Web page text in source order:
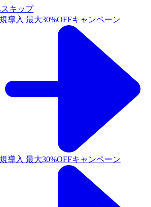
キップ
導入 最大30%OFFキャンペーン
導入 最大30%OFFキャンペーン